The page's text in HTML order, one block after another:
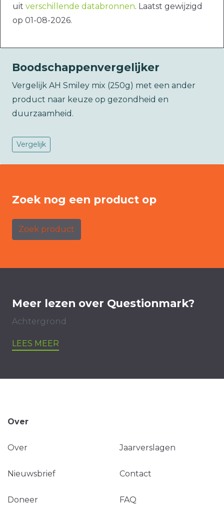
uit verschillende databronnen. Laatst gewijzigd
op 01-08-2026.
Boodschappenvergelijker
Vergelijk AH Smiley mix (250g) met een ander
product naar keuze op gezondheid en
duurzaamheid.
Vergelijk
Zoek nog een product op
Zoek product
Meer lezen over Questionmark?
Achtergrond
LEES MEER
Over
Over Jaarverslagen
Nieuwsbrief Contact
Doneer FAQ